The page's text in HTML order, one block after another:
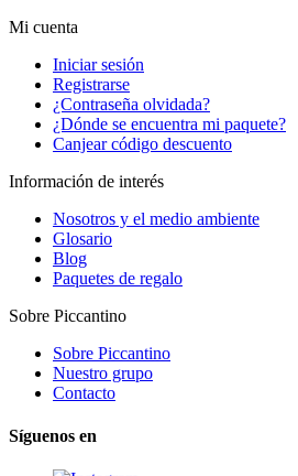
Mi cuenta
Iniciar sesión
Registrarse
¿Contraseña olvidada?
¿Dónde se encuentra mi paquete?
Canjear código descuento
Información de interés
Nosotros y el medio ambiente
Glosario
Blog
Paquetes de regalo
Sobre Piccantino
Sobre Piccantino
Nuestro grupo
Contacto
Síguenos en